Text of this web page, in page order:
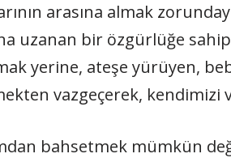
arasına almak
uzanan bir özgürlüğe
yerine, ateşe yürüyen,
vazgeçerek, kendimizi
bahsetmek mümkün